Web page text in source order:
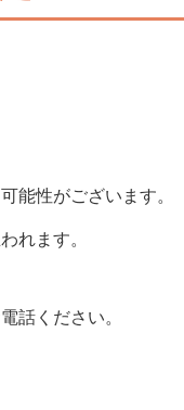
能性がございます。
れます。
話ください。